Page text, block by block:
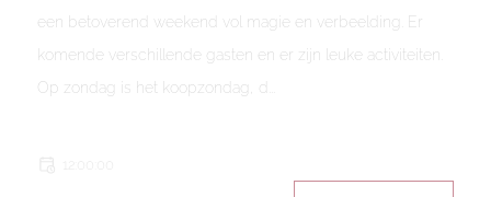
een betoverend weekend vol magie en verbeelding. Er
komende verschillende gasten en er zijn leuke activiteiten.
Op zondag is het koopzondag, d...